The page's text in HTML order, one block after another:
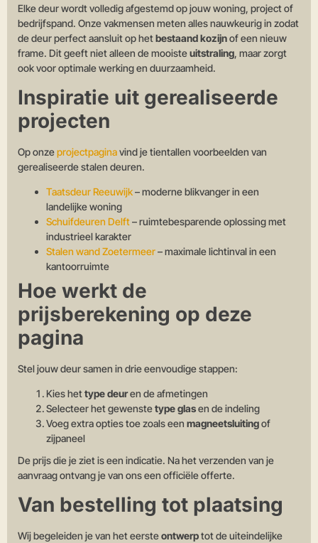
Elke deur wordt volledig afgestemd op jouw woning, project of
bedrijfspand. Onze vakmensen meten alles nauwkeurig in zodat
de deur perfect aansluit op hetbestaand kozijnof een nieuw
frame. Dit geeft niet alleen de mooisteuitstraling, maar zorgt
ook voor optimale werking en duurzaamheid.
Inspiratie uit gerealiseerde
projecten
Op onzeprojectpaginavind je tientallen voorbeelden van
gerealiseerde stalen deuren.
Taatsdeur Reeuwijk– moderne blikvanger in een
landelijke woning
Schuifdeuren Delft– ruimtebesparende oplossing met
industrieel karakter
Stalen wand Zoetermeer– maximale lichtinval in een
kantoorruimte
Hoe werkt de
prijsberekening op deze
pagina
Stel jouw deur samen in drie eenvoudige stappen:
Kies hettype deuren de afmetingen
Selecteer het gewenstetype glasen de indeling
Voeg extra opties toe zoals een magneetsluitingof
zijpaneel
De prijs die je ziet is een indicatie. Na het verzenden van je
aanvraag ontvang je van ons een officiële offerte.
Van bestelling tot plaatsing
Wij begeleiden je van het eersteontwerptot de uiteindelijke